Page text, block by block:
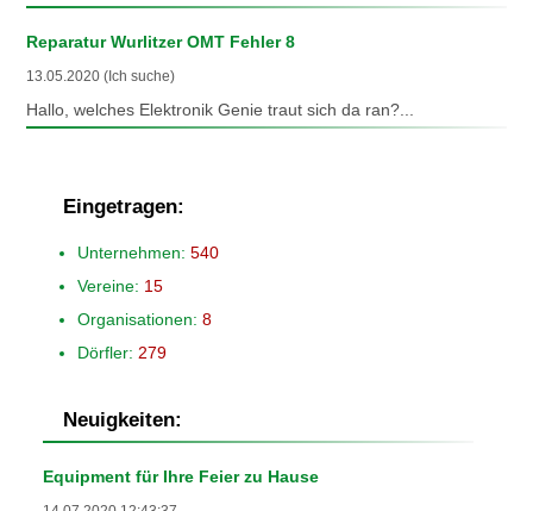
Reparatur Wurlitzer OMT Fehler 8
13.05.2020 (Ich suche)
Hallo, welches Elektronik Genie traut sich da ran?...
Eingetragen:
Unternehmen: 540
Vereine: 15
Organisationen: 8
Dörfler: 279
Neuigkeiten:
Equipment für Ihre Feier zu Hause